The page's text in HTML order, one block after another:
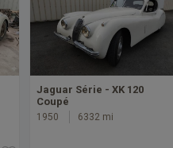
Jaguar Série - XK 120
Coupé
1950 6332 mi